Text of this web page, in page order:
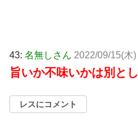
43: 名無しさん 2022/09/15(木
旨いか不味いかは別と
レスにコメント